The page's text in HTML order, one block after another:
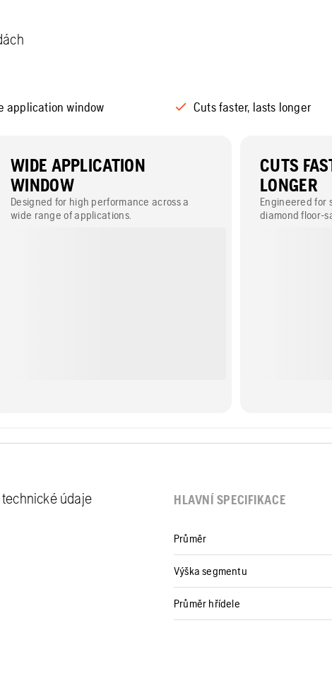
application window Cuts faster, lasts longer
WIDE APPLICATION
WINDOW
Designed for high performance across a
wide range of applications.
CUTS
LONGER
Engineered for
diamond floor-
údaje HLAVNÍ SPECIFIKACE
Průměr
Výška segmentu
Průměr hřídele